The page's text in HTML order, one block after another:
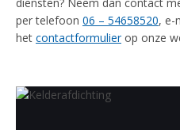
per telefoon 06 – 54658520, e-
het contactformulierop onze